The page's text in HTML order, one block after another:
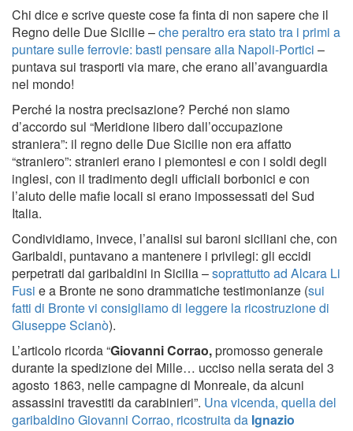
Chi dice e scrive queste cose fa finta di non sapere che il
Regno delle Due Sicilie –che peraltro era stato tra i primi a
puntare sulle ferrovie: basti pensare alla Napoli-Portici –
puntava sui trasporti via mare, che erano all’avanguardia
nel mondo!
Perché la nostra precisazione? Perché non siamo
d’accordo sul “Meridione libero dall’occupazione
straniera”: il regno delle Due Sicilie non era affatto
“straniero”: stranieri erano i piemontesi e con i soldi degli
inglesi, con il tradimento degli ufficiali borbonici e con
l’aiuto delle mafie locali si erano impossessati del Sud
Italia.
Condividiamo, invece, l’analisi sui baroni siciliani che, con
Garibaldi, puntavano a mantenere i privilegi: gli eccidi
perpetrati dai garibaldini in Sicilia –soprattutto ad Alcara Li
Fusi e a Bronte ne sono drammatiche testimonianze (sui
fatti di Bronte vi consigliamo di leggere la ricostruzione di
Giuseppe Scianò).
L’articolo ricorda “Giovanni Corrao,promosso generale
durante la spedizione dei Mille… ucciso nella serata del 3
agosto 1863, nelle campagne di Monreale, da alcuni
assassini travestiti da carabinieri”. Una vicenda, quella del
garibaldino Giovanni Corrao, ricostruita da Ignazio